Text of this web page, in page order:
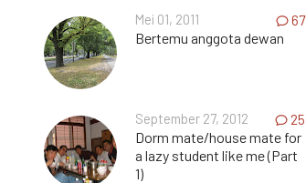
Mei 01, 2011 67
Bertemu anggota dewan
September 27, 2012 25
Dorm mate/house mate for
a lazy student like me (Part
1)